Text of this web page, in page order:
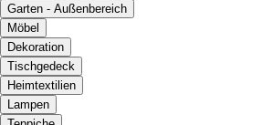
Garten - Außenbereich
Möbel
Dekoration
Tischgedeck
Heimtextilien
Lampen